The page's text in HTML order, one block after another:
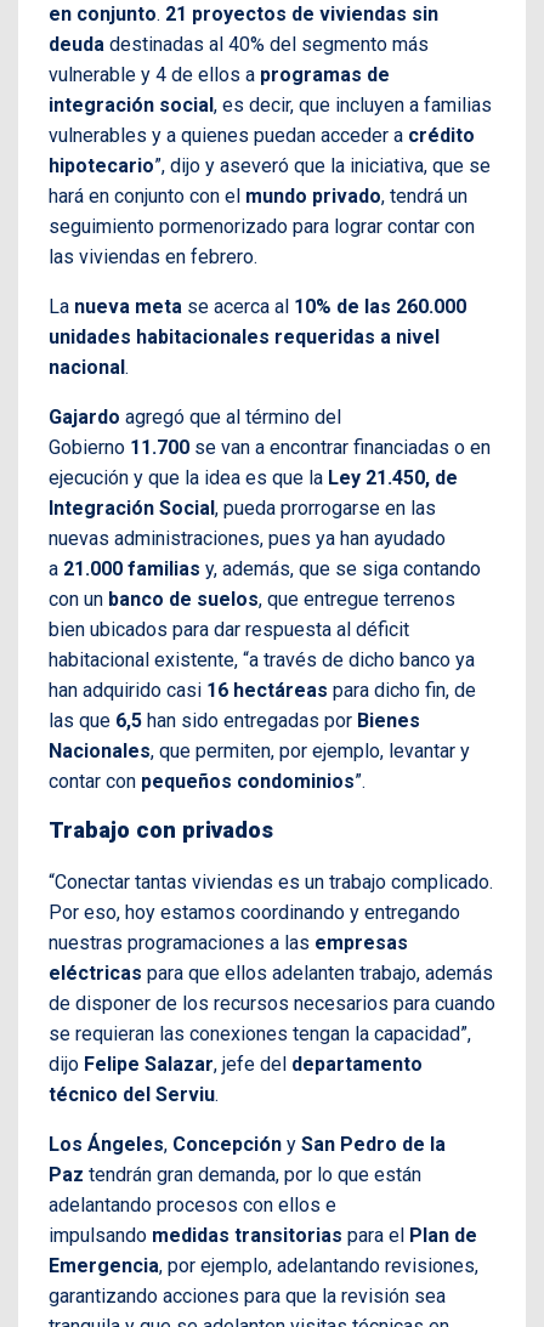
en conjunto. 21 proyectos de viviendas sin
deuda destinadas al 40% del segmento más
vulnerable y 4 de ellos a programas de
integración social, es decir, que incluyen a familias
vulnerables y a quienes puedan acceder a crédito
hipotecario”, dijo y aseveró que la iniciativa, que se
hará en conjunto con el mundo privado, tendrá un
seguimiento pormenorizado para lograr contar con
las viviendas en febrero.
La nueva meta se acerca al 10% de las 260.000
unidades habitacionales requeridas a nivel
nacional.
Gajardo agregó que al término del
Gobierno 11.700 se van a encontrar financiadas o en
ejecución y que la idea es que la Ley 21.450, de
Integración Social, pueda prorrogarse en las
nuevas administraciones, pues ya han ayudado
a 21.000 familias y, además, que se siga contando
con un banco de suelos, que entregue terrenos
bien ubicados para dar respuesta al déficit
habitacional existente, “a través de dicho banco ya
han adquirido casi 16 hectáreas para dicho fin, de
las que 6,5 han sido entregadas por Bienes
Nacionales, que permiten, por ejemplo, levantar y
contar con pequeños condominios”.
Trabajo con privados
“Conectar tantas viviendas es un trabajo complicado.
Por eso, hoy estamos coordinando y entregando
nuestras programaciones a las empresas
eléctricas para que ellos adelanten trabajo, además
de disponer de los recursos necesarios para cuando
se requieran las conexiones tengan la capacidad”,
dijo Felipe Salazar, jefe del departamento
técnico del Serviu.
Los Ángeles, Concepción y San Pedro de la
Paz tendrán gran demanda, por lo que están
adelantando procesos con ellos e
impulsando medidas transitorias para el Plan de
Emergencia, por ejemplo, adelantando revisiones,
garantizando acciones para que la revisión sea